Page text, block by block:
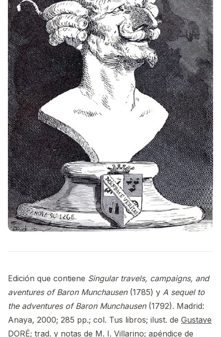
Edición que contiene Singular travels, campaigns, and
aventures of Baron Munchausen(1785) y A sequel to
the adventures of Baron Munchausen (1792). Madrid:
Anaya, 2000; 285 pp.; col. Tus libros; ilust. de Gustave
DORÉ; trad. y notas de M. I. Villarino; apéndice de